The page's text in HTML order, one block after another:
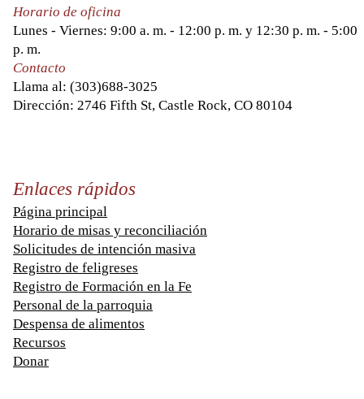
Horario de oficina
Lunes - Viernes: 9:00 a. m. - 12:00 p. m. y 12:30 p. m. - 5:00
p. m.
Contacto
Llama al: (303)688-3025
Dirección: 2746 Fifth St, Castle Rock, CO 80104
Enlaces rápidos
Página principal
Horario de misas y reconciliación
Solicitudes de intención masiva
Registro de feligreses
Registro de Formación en la Fe
Personal de la parroquia
Despensa de alimentos
Recursos
Donar